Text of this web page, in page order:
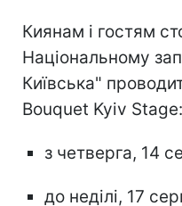
Киянам і гостям
Національному
Київська"
Bouquet Kyiv Stage:
з четверга, 14
до неділі, 17